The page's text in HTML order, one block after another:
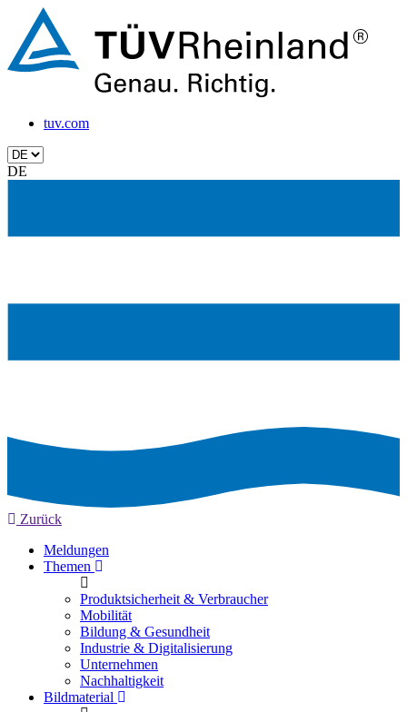
tuv.com
DE
Zurück
Meldungen
Themen
Produktsicherheit & Verbraucher
Mobilität
Bildung & Gesundheit
Industrie & Digitalisierung
Unternehmen
Nachhaltigkeit
Bildmaterial